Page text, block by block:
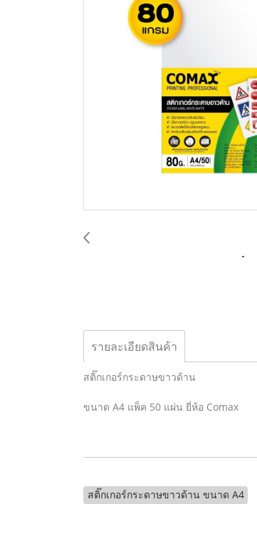
รายละเอียดสินค้า
สติ๊กเกอร์กระดาษขาวด้าน
ขนาด A4 แพ็ค 50 แผ่น ยี่ห้อ Comax
สติ๊กเกอร์กระดาษขาวด้าน ขนาด A4